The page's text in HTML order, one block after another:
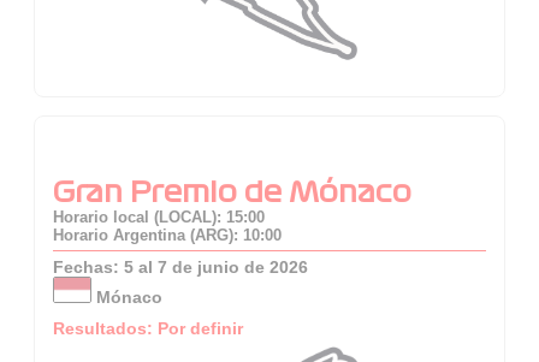
Gran Premio de Mónaco
Horario local (LOCAL): 15:00
Horario Argentina (ARG): 10:00
Fechas: 5 al 7 de junio de 2026
Mónaco
Resultados: Por definir